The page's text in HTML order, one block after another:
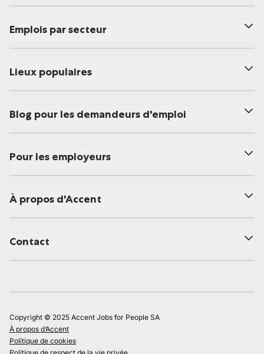
Emplois par secteur
Lieux populaires
Blog pour les demandeurs d'emploi
Pour les employeurs
À propos d'Accent
Contact
Copyright © 2025 Accent Jobs for People SA
À propos d’Accent
Politique de cookies